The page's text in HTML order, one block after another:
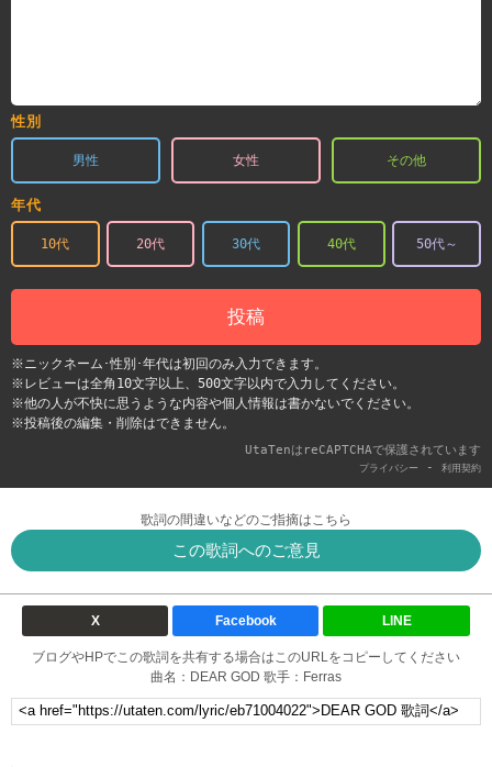
性別
男性 女性 その他
年代
10代 20代 30代 40代 50代～
投稿
※ニックネーム･性別･年代は初回のみ入力できます。
※レビューは全角10文字以上、500文字以内で入力してください。
※他の人が不快に思うような内容や個人情報は書かないでください。
※投稿後の編集・削除はできません。
UtaTenはreCAPTCHAで保護されています
プライバシー - 利用契約
歌詞の間違いなどのご指摘はこちら
この歌詞へのご意見
X Facebook LINE
ブログやHPでこの歌詞を共有する場合はこのURLをコピーしてください
曲名：DEAR GOD 歌手：Ferras